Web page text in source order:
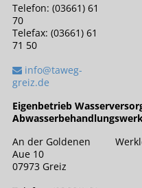
Telefon: (03661) 61
70
Telefax: (03661) 61
71 50
info@taweg-
greiz.de
Eigenbetrieb
An der Goldenen
Aue 10
07973 Greiz